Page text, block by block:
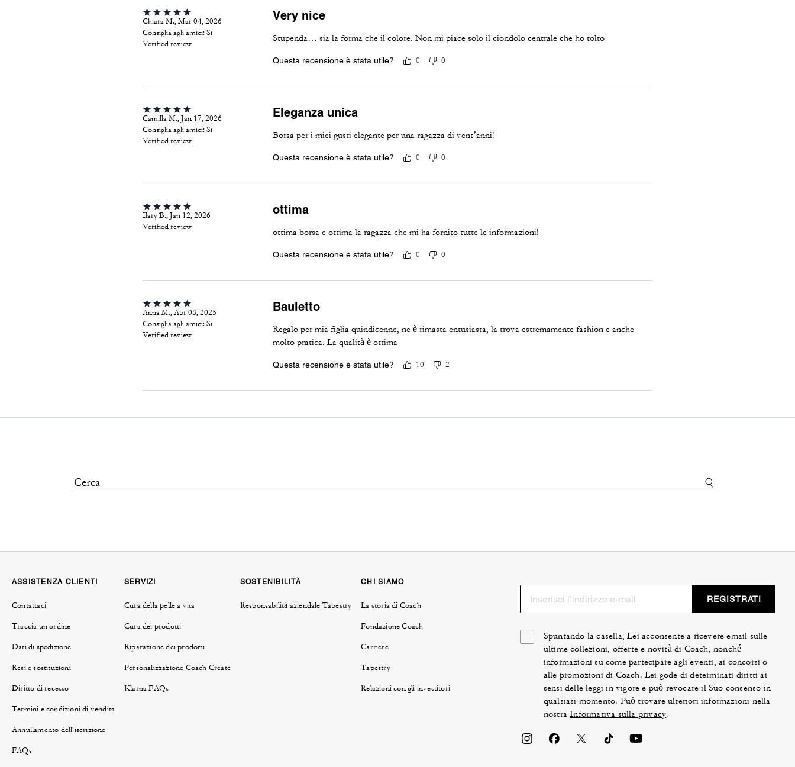
Chiara M., Mar 04, 2026
Consiglia agli amici: Si
Verified review
Very nice
Stupenda… sia la forma che il colore. Non mi piace solo il ciondolo centrale che ho tolto
Questa recensione è stata utile? 0 0
Camilla M., Jan 17, 2026
Consiglia agli amici: Si
Verified review
Eleganza unica
Borsa per i miei gusti elegante per una ragazza di vent’anni!
Questa recensione è stata utile? 0 0
Ilary B., Jan 12, 2026
Verified review
ottima
ottima borsa e ottima la ragazza che mi ha fornito tutte le informazioni!
Questa recensione è stata utile? 0 0
Anna M., Apr 08, 2025
Consiglia agli amici: Si
Verified review
Bauletto
Regalo per mia figlia quindicenne, ne è rimasta entusiasta, la trova estremamente fashion e anche
molto pratica. La qualità è ottima
Questa recensione è stata utile? 10 2
ASSISTENZA CLIENTI
Contattaci
Traccia un ordine
Dati di spedizione
Resi e sostituzioni
Diritto di recesso
Termini e condizioni di vendita
Annullamento dell'iscrizione
FAQs
SERVIZI
Cura della pelle a vita
Cura dei prodotti
Riparazione dei prodotti
Personalizzazione Coach Create
Klarna FAQs
SOSTENIBILITÀ
Responsabilità aziendale Tapestry
CHI SIAMO
La storia di Coach
Fondazione Coach
Carriere
Tapestry
Relazioni con gli investitori
REGISTRATI
Spuntando la casella, Lei acconsente a ricevere email sulle
ultime collezioni, offerte e novità di Coach, nonché
informazioni su come partecipare agli eventi, ai concorsi o
alle promozioni di Coach. Lei gode di determinati diritti ai
sensi delle leggi in vigore e può revocare il Suo consenso in
qualsiasi momento. Può trovare ulteriori informazioni nella
nostraInformativa sulla privacy.